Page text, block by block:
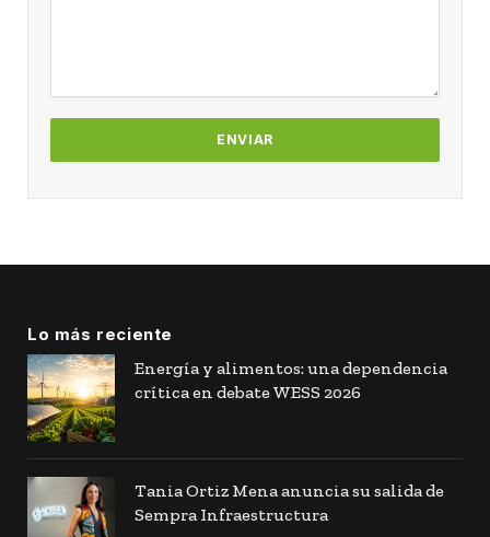
Lo más reciente
Energía y alimentos: una dependencia
crítica en debate WESS 2026
Tania Ortiz Mena anuncia su salida de
Sempra Infraestructura